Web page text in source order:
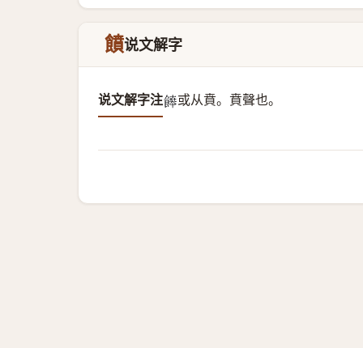
饙说文解字
说文解字注𩞑 或从賁。 賁聲也。